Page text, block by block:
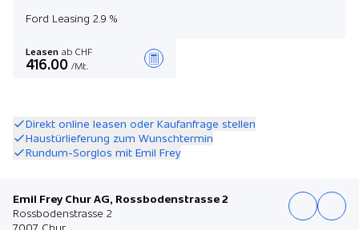
Ford Leasing 2.9 %
Leasen ab CHF
416.00 /Mt.
Direkt online leasen oder Kaufanfrage stellen
Haustürlieferung zum Wunschtermin
Rundum-Sorglos mit Emil Frey
Emil Frey Chur AG, Rossbodenstrasse 2
Rossbodenstrasse 2